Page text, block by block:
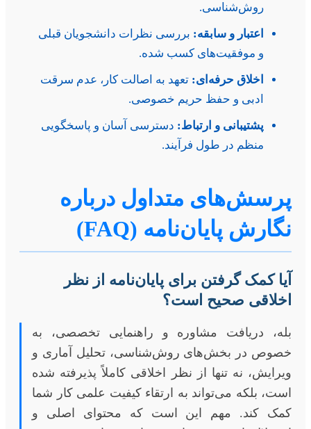
روش‌شناسی.
اعتبار و سابقه: بررسی نظرات دانشجویان قبلی
و موفقیت‌های کسب شده.
اخلاق حرفه‌ای: تعهد به اصالت کار، عدم سرقت
ادبی و حفظ حریم خصوصی.
پشتیبانی و ارتباط: دسترسی آسان و پاسخگویی
منظم در طول فرآیند.
پرسش‌های متداول درباره
نگارش پایان‌نامه (FAQ)
آیا کمک گرفتن برای پایان‌نامه از نظر
اخلاقی صحیح است؟
بله، دریافت مشاوره و راهنمایی تخصصی، به
خصوص در بخش‌های روش‌شناسی، تحلیل آماری و
ویرایش، نه تنها از نظر اخلاقی کاملاً پذیرفته شده
است، بلکه می‌تواند به ارتقاء کیفیت علمی کار شما
کمک کند. مهم این است که محتوای اصلی و